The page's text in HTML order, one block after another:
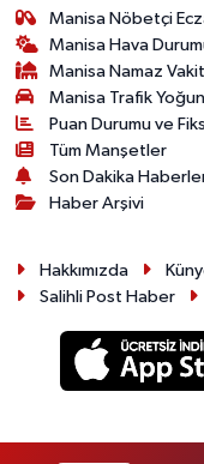
Manisa Nöbetçi
Manisa Hava
Manisa Namaz
Manisa Trafik
Puan Durumu ve
Tüm Manşetler
Son Dakika
Haber Arşivi
Hakkımızda
Salihli Post Haber